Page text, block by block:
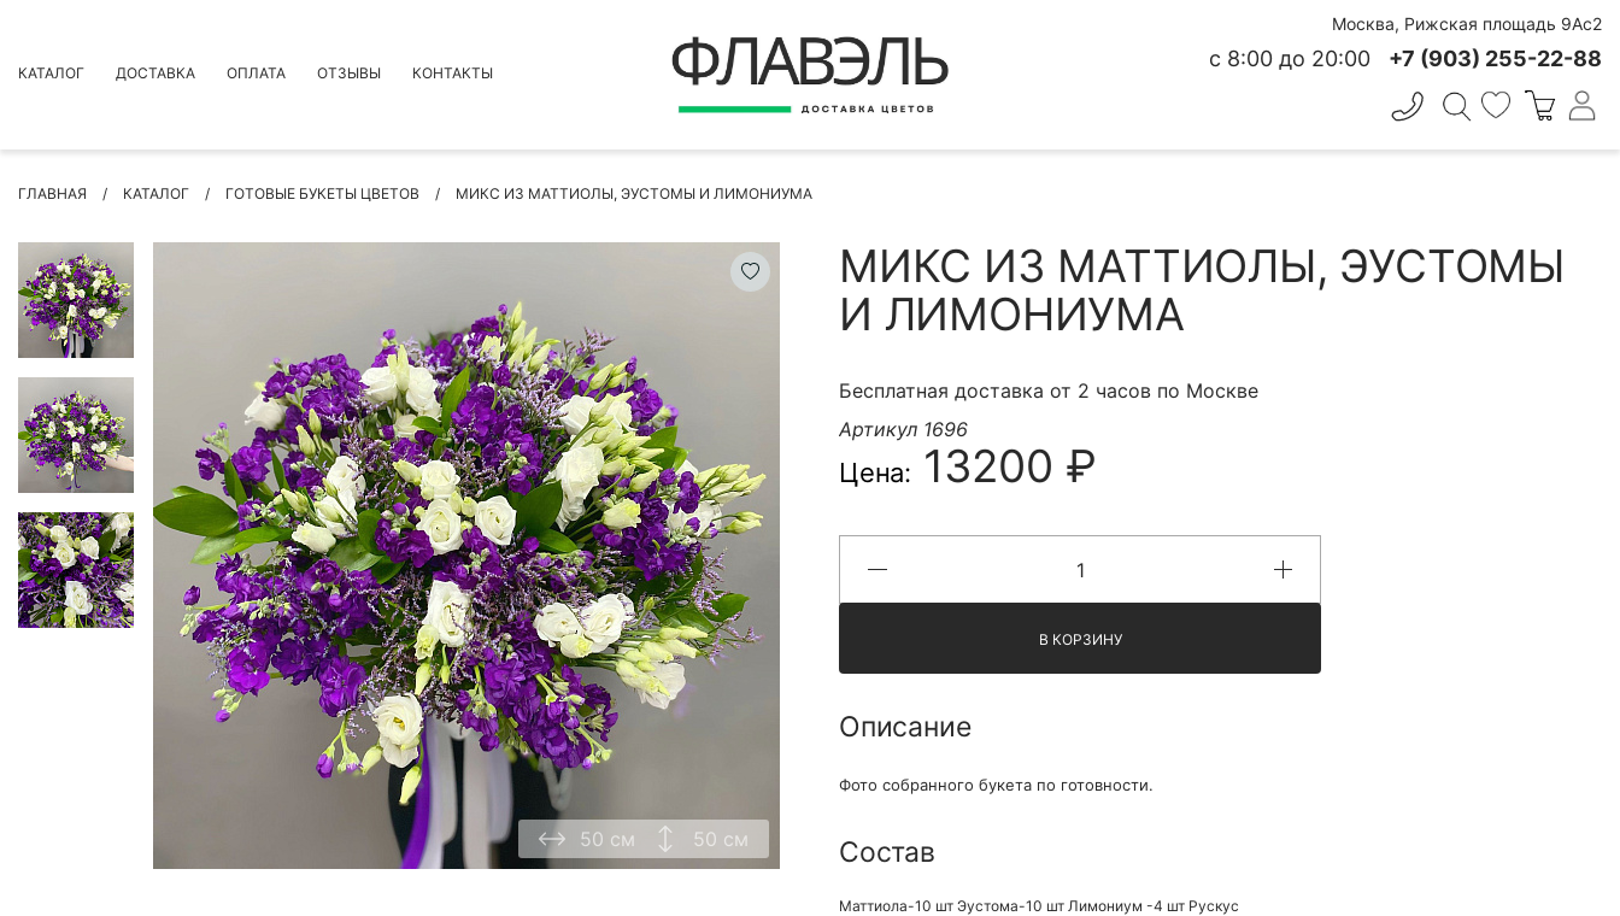
КАТАЛОГ
БУКЕТЫ
ЦВЕТЫ
ПОВОД
РОЗЫ
БУКЕТЫ НЕВЕСТЫ
ПОДАРКИ
КОМПОЗИЦИИ ЦВЕТОВ
СУХОЦВЕТЫ
ИНДИВИДУАЛЬНЫЙ ЗАКАЗ
ЦВЕТЫ ДЛЯ ПОХОРОН
КОНТАКТЫ
ДОСТАВКА ОПЛАТА ОТЗЫВЫ КОНТАКТЫ
Москва, Рижская площадь 9Ас2
с 8:00 до 20:00 +7 (903) 255-22-88
ГЛАВНАЯ КАТАЛОГ ГОТОВЫЕ БУКЕТЫ ЦВЕТОВ МИКС ИЗ МАТТИОЛЫ, ЭУСТОМЫ И ЛИМОНИУМА
50 см 50 см
МИКС ИЗ МАТТИОЛЫ, ЭУСТОМЫ
И ЛИМОНИУМА
Бесплатная доставка от 2 часов по Москве
Артикул 1696
Цена: 13200 ₽
В КОРЗИНУ
Описание
Фото собранного букета по готовности.
Состав
Маттиола-10 шт Эустома-10 шт Лимониум -4 шт Рускус
ВЕРНУТЬСЯ
Быстрая покупка
КОНТАКТНЫЕ ДАННЫЕ
БЫСТРАЯ ПОКУПКА
Я принимаю Политику конфиденциальности и
Правила использования сайта ФЛАВЭЛЬ. Мы не
продаем ваши данные и храним их в безопасности